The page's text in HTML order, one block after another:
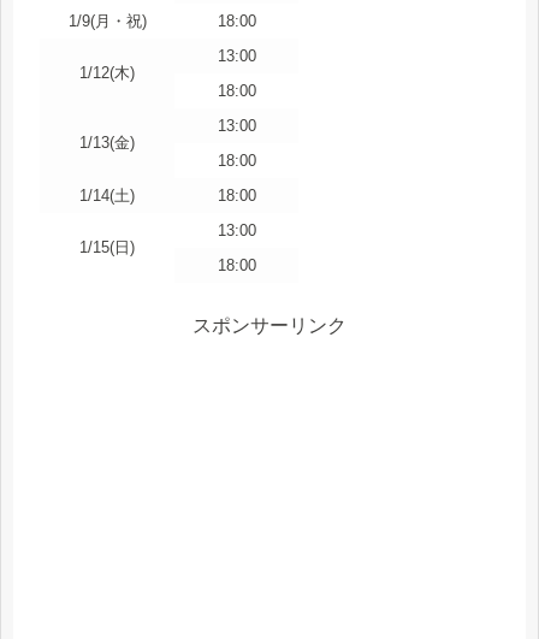
1/9(月・祝) 18:00
1/12(木)
13:00
18:00
1/13(金)
13:00
18:00
1/14(土)
18:00
1/15(日)
13:00
18:00
スポンサーリンク